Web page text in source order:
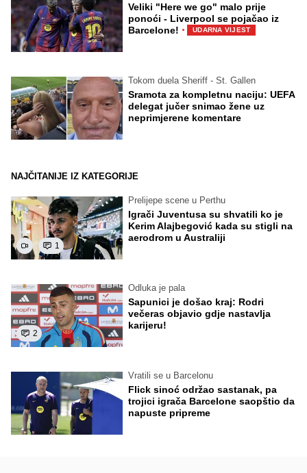
Veliki "Here we go" malo prije
ponoći - Liverpool se pojačao iz
Barcelone! · UDARNA VIJEST
Tokom duela Sheriff - St. Gallen
Sramota za kompletnu naciju: UEFA
delegat jučer snimao žene uz
neprimjerene komentare
NAJČITANIJE IZ KATEGORIJE
1
Prelijepe scene u Perthu
Igrači Juventusa su shvatili ko je
Kerim Alajbegović kada su stigli na
aerodrom u Australiji
2
Odluka je pala
Sapunici je došao kraj: Rodri
večeras objavio gdje nastavlja
karijeru!
Vratili se u Barcelonu
Flick sinoć održao sastanak, pa
trojici igrača Barcelone saopštio da
napuste pripreme